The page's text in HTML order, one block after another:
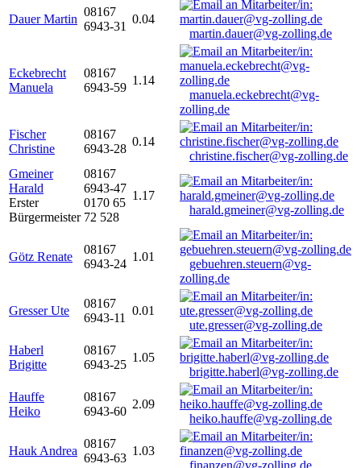
Dauer Martin
08167
6943-31
0.04
martin.dauer@vg-zolling.de
Eckebrecht
Manuela
08167
6943-59
1.14
manuela.eckebrecht@vg-
zolling.de
Fischer
Christine
08167
6943-28
0.14
christine.fischer@vg-zolling.de
Gmeiner
Harald
Erster
Bürgermeister
08167
6943-47
0170 65
72 528
1.17
harald.gmeiner@vg-zolling.de
Götz Renate
08167
6943-24
1.01
gebuehren.steuern@vg-
zolling.de
Gresser Ute
08167
6943-11
0.01
ute.gresser@vg-zolling.de
Haberl
Brigitte
08167
6943-25
1.05
brigitte.haberl@vg-zolling.de
Hauffe
Heiko
08167
6943-60
2.09
heiko.hauffe@vg-zolling.de
Hauk Andrea
08167
6943-63
1.03